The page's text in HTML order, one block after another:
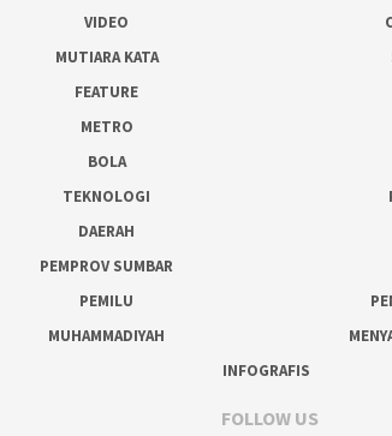
VIDEO
MUTIARA KATA
FEATURE
METRO
BOLA
TEKNOLOGI
DAERAH
PEMPROV SUMBAR
PEMILU
MUHAMMADIYAH
INFOGRAFIS
FOLLOW US